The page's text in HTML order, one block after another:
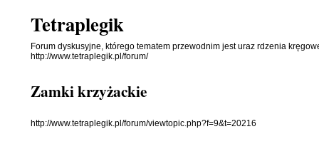
Tetraplegik
Forum dyskusyjne, którego tematem przewodnim jest uraz rdzenia
http://www.tetraplegik.pl/forum/
Zamki krzyżackie
http://www.tetraplegik.pl/forum/viewtopic.php?f=9&t=20216